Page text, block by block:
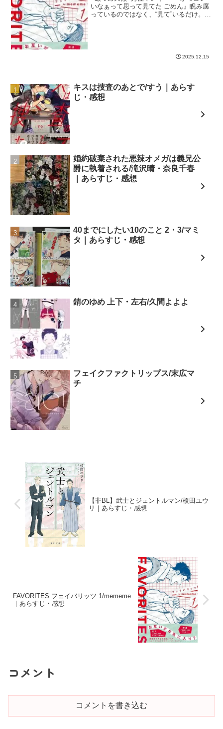
いなぁって思って見てた ごめん』睨み腐
っているのではなく、“見て”いるだけ。推
2025.12.15
キスは捜査のあとで/すう｜あらす
じ・感想
婚約破棄された悪辣オメガは義兄公
爵に執着される/滝沢晴・奈良千春
｜あらすじ・感想
40までにしたい10のこと 2・3/マミ
タ｜あらすじ・感想
錆のゆめ 上下・左右/久間よよよ
フェイクファクトリップス/末広マ
チ
【非BL】武士とジェントルマン/榎田ユウ
リ｜あらすじ・感想
FAVORITES フェイバリッツ 1/mememe
｜あらすじ・感想
コメント
コメントを書き込む